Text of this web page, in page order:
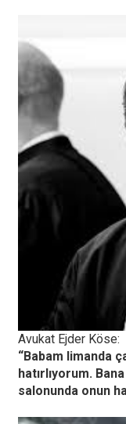
Avukat Ejder Köse:
“Babam limanda
hatırlıyorum.
salonunda onun